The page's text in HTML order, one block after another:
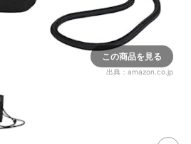
この商品を見る
出典： amazon.co.jp